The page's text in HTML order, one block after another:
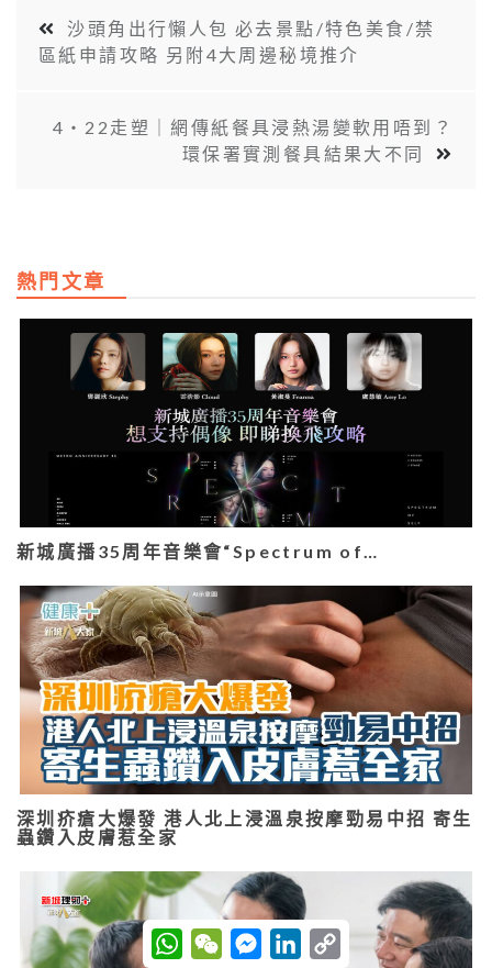
沙頭角出行懶人包 必去景點/特色美食/禁
區紙申請攻略 另附4大周邊秘境推介
4‧22走塑｜網傳紙餐具浸熱湯變軟用唔到？
環保署實測餐具結果大不同
熱門文章
新城廣播35周年音樂會“Spectrum of…
深圳疥瘡大爆發 港人北上浸溫泉按摩勁易中招 寄生
蟲鑽入皮膚惹全家
W
h
W
e
M
e
L
o